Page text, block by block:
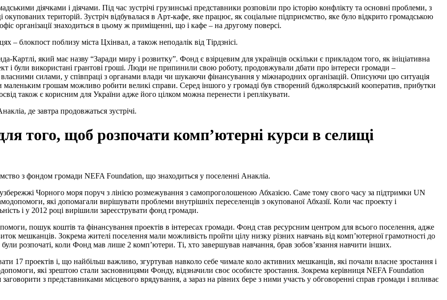
діячками і діячами. Під час зустрічі грузинські представники розповіли про історію конфлікту та основні проблеми, з
окупованих територій. Зустріч відбувалася в Арт-кафе, яке працює, як соціальне підприємство, яке було відкрито громадською
організації знаходиться в цьому ж приміщенні, що і кафе – на другому поверсі.
– блокпост поблизу міста Цхінвал, а також неподалік від Тірдзнісі.
Картлі, який має назву “Заради миру і розвитку”. Фонд є взірцевим для українців оскільки є прикладом того, як ініціативна
і були використані грантові гроші. Люди не припинили свою роботу, продовжували дбати про інтереси громади –
силами, у співпраці з органами влади чи шукаючи фінансування у міжнародних організацій. Описуючи цю ситуація
маленьким грошам можливо робити великі справи. Серед іншого у громаді був створений бджолярський кооператив, прибутки
також є корисним для України адже його цілком можна перенести і реплікувати.
де завтра продовжаться зустрічі.
того, щоб розпочати комп’ютерні курси в селищі
з фондом громади NEFA Foundation, що знаходиться у поселенні Анакліа.
Чорного моря поруч з лінією розмежування з самопроголошеною Абхазією. Саме тому свого часу за підтримки UN
які допомагали вирішувати проблеми внутрішніх переселенців з окупованої Абхазії. Коли час проекту і
і у 2012 році вирішили зареєструвати фонд громади.
пошук коштів та фінансування проектів в інтересах громади. Фонд став ресурсним центром для всього поселення, адже
мешканців. Зокрема жителі поселення мали можливість пройти цілу низку різних навчань від комп’ютерної грамотності до
розпочаті, коли Фонд мав лише 2 комп’ютери. Ті, хто завершував навчання, брав зобов’язання навчити інших.
17 проектів і, що найбільш важливо, згуртував навколо себе чимале коло активних мешканців, які почали власне зростання і
які зрештою стали засновницями Фонду, відзначили своє особисте зростання. Зокрема керівниця NEFA Foundation
з представниками місцевого врядування, а зараз на рівних бере з ними участь у обговоренні справ громади і впливає